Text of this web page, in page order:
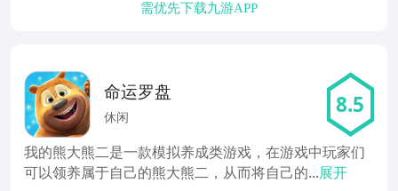
需优先下载九游APP
命运罗盘
休闲 8.5
我的熊大熊二是一款模拟养成类游戏，在游戏中玩家们
可以领养属于自己的熊大熊二，从而将自己的...展开